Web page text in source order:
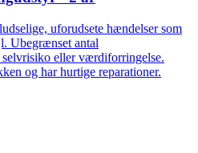
uforudsete hændelser som
Ubegrænset antal
selvrisiko eller værdiforringelse.
og har hurtige reparationer.